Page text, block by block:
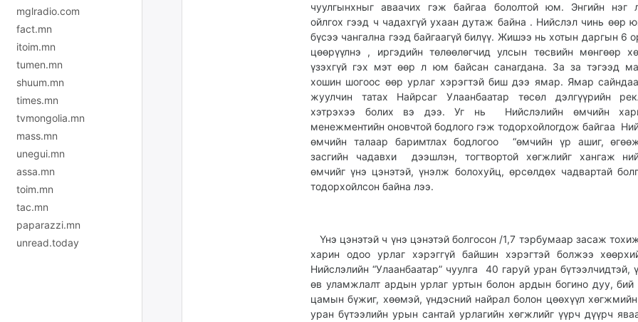
mglradio.com
fact.mn
itoim.mn
tumen.mn
shuum.mn
times.mn
tvmongolia.mn
mass.mn
unegui.mn
assa.mn
toim.mn
tac.mn
paparazzi.mn
unread.today
чуулгынхныг аваачих гэж байгаа бололтой юм. Энгийн нэг
ойлгох гээд ч чадахгүй ухаан дутаж байна . Нийслэл чинь өөр
бүсээ чангална гээд байгаагүй билүү. Жишээ нь хотын даргын 6
цөөрүүлнэ , иргэдийн төлөөлөгчид улсын төсвийн мөнгөөр
үзэхгүй гэх мэт өөр л юм байсан санагдана. За за тэгээд
хошин шогоос өөр урлаг хэрэгтэй биш дээ ямар. Ямар
жуулчин татах Найрсаг Улаанбаатар төсөл дэлгүүрийн
хэтрэхээ болих вэ дээ. Уг нь Нийслэлийн өмчийн
менежментийн оновчтой бодлого гэж тодорхойлогдож байгаа
өмчийн талаар баримтлах бодлогоо “өмчийн үр ашиг,
засгийн чадавхи дээшлэн, тогтвортой хөгжлийг хангаж
өмчийг үнэ цэнэтэй, үнэлж болохуйц, өрсөлдөх чадвартай
тодорхойлсон байна лээ.
Үнэ цэнэтэй ч үнэ цэнэтэй болгосон /1,7 тэрбумаар засаж
харин одоо урлаг хэрэггүй байшин хэрэгтэй болжээ
Нийслэлийн “Улаанбаатар” чуулга 40 гаруй уран бүтээлчидтэй,
өв уламжлалт ардын урлаг уртын болон ардын богино дуу, бий
цамын бүжиг, хөөмэй, үндэсний найрал болон цөөхүүл хөгжмийн
уран бүтээлийн урын сантай урлагийн хөгжлийг үүрч дүүрч